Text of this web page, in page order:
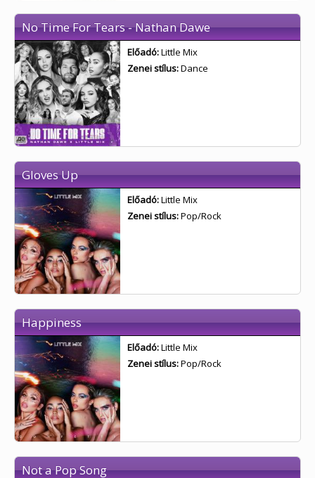
No Time For Tears - Nathan Dawe
Előadó:Little Mix
Zenei stílus:Dance
Gloves Up
Előadó:Little Mix
Zenei stílus:Pop/Rock
Happiness
Előadó:Little Mix
Zenei stílus:Pop/Rock
Not a Pop Song